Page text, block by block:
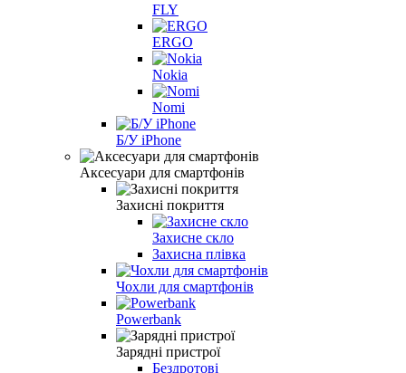
FLY
ERGO
Nokia
Nomi
Б/У iPhone
Аксесуари для смартфонів
Захисні покриття
Захисне скло
Захисна плівка
Чохли для смартфонів
Powerbank
Зарядні пристрої
Бездротові